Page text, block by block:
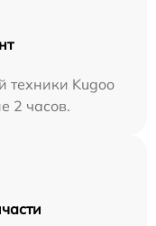
техники Kugoo
2 часов.